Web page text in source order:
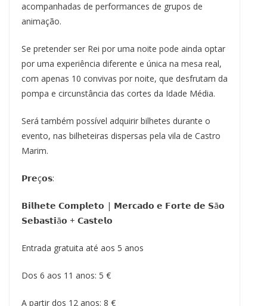
acompanhadas de performances de grupos de
animação.
Se pretender ser Rei por uma noite pode ainda optar
por uma experiência diferente e única na mesa real,
com apenas 10 convivas por noite, que desfrutam da
pompa e circunstância das cortes da Idade Média.
Será também possível adquirir bilhetes durante o
evento, nas bilheteiras dispersas pela vila de Castro
Marim.
𝗣𝗿𝗲ç𝗼𝘀:
𝗕𝗶𝗹𝗵𝗲𝘁𝗲 𝗖𝗼𝗺𝗽𝗹𝗲𝘁𝗼 | 𝗠𝗲𝗿𝗰𝗮𝗱𝗼 𝗲 𝗙𝗼𝗿𝘁𝗲 𝗱𝗲 𝗦ã𝗼
𝗦𝗲𝗯𝗮𝘀𝘁𝗶ã𝗼 + 𝗖𝗮𝘀𝘁𝗲𝗹𝗼
Entrada gratuita até aos 5 anos
Dos 6 aos 11 anos: 5 €
A partir dos 12 anos: 8 €